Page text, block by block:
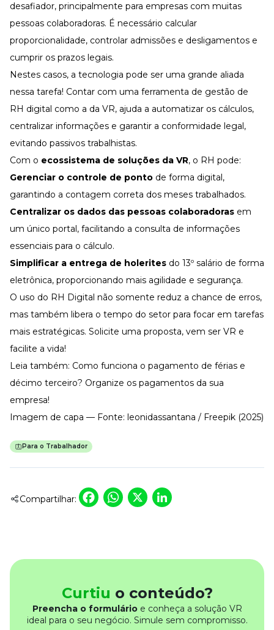
desafiador, principalmente para empresas com muitas
pessoas colaboradoras. É necessário calcular
proporcionalidade, controlar admissões e desligamentos e
cumprir os prazos legais.
Nestes casos, a tecnologia pode ser uma grande aliada
nessa tarefa! Contar com uma ferramenta de gestão de
RH digital como a da VR, ajuda a automatizar os cálculos,
centralizar informações e garantir a conformidade legal,
evitando passivos trabalhistas.
Com o ecossistema de soluções da VR, o RH pode:
Gerenciar o controle de ponto de forma digital,
garantindo a contagem correta dos meses trabalhados.
Centralizar os dados das pessoas colaboradoras em
um único portal, facilitando a consulta de informações
essenciais para o cálculo.
Simplificar a entrega de holerites do 13º salário de forma
eletrônica, proporcionando mais agilidade e segurança.
O uso do RH Digital não somente reduz a chance de erros,
mas também libera o tempo do setor para focar em tarefas
mais estratégicas. Solicite uma proposta, vem ser VR e
facilite a vida!
Leia também: Como funciona o pagamento de férias e
décimo terceiro? Organize os pagamentos da sua
empresa!
Imagem de capa — Fonte: leonidassantana / Freepik (2025)
Para o Trabalhador
Compartilhar: Facebook
WhatsApp
X
Curtiu o conteúdo?
Preencha o formulárioe conheça a solução VR
ideal para o seu negócio. Simule sem compromisso.